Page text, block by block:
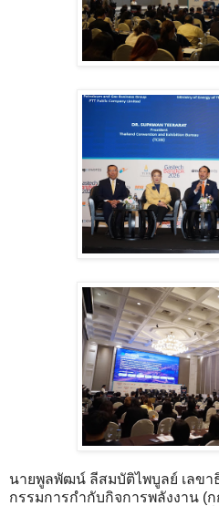
นายพูลพัฒน์ ลีสมบัติไพบูลย์ เลข
กรรมการกำกับกิจการพลังงาน (ก